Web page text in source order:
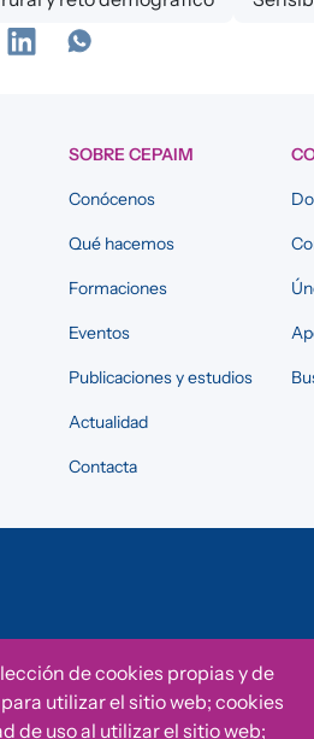
SOBRE CEPAIM
Conócenos
Qué hacemos
Formaciones
Eventos
Publicaciones y estudios
Actualidad
Contacta
de cookies propias y de
utilizar el sitio web; cookies
de uso al utilizar el sitio web;